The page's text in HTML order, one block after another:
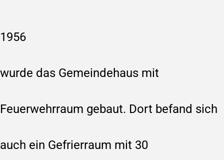
1956
wurde das Gemeindehaus mit
Feuerwehrraum gebaut. Dort befand sich
auch ein Gefrierraum mit 30